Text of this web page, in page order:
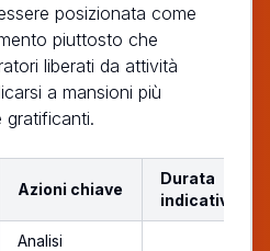
posizionata come
piuttosto che
liberati da attività
a mansioni più
gratificanti.
Azioni chiave
Durata
indicativa
Analisi